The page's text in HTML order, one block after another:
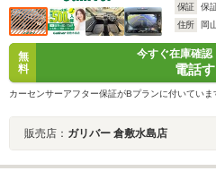
保証
保
住所
岡
無
料
今すぐ在庫確認
電話
カーセンサーアフター保証がBプランに付いていま
販売店： ガリバー 倉敷水島店